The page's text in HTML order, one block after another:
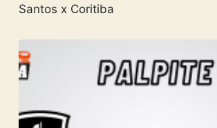
Santos x Coritiba